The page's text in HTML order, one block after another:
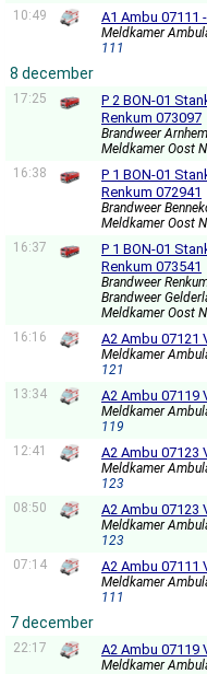
10:49
A1 Ambu 07111
Meldkamer
111
8 december
17:25
P 2 BON-01
Renkum 073097
Brandweer Arnhem
Meldkamer Oost
16:38
P 1 BON-01
Renkum 072941
Brandweer
Meldkamer Oost
16:37
P 1 BON-01
Renkum 073541
Brandweer
Brandweer
Meldkamer Oost
16:16
A2 Ambu 07121
Meldkamer
121
13:34
A2 Ambu 07119
Meldkamer
119
12:41
A2 Ambu 07123
Meldkamer
123
08:50
A2 Ambu 07123
Meldkamer
123
07:14
A2 Ambu 07111
Meldkamer
111
7 december
22:17 A2 Ambu 07119
Meldkamer